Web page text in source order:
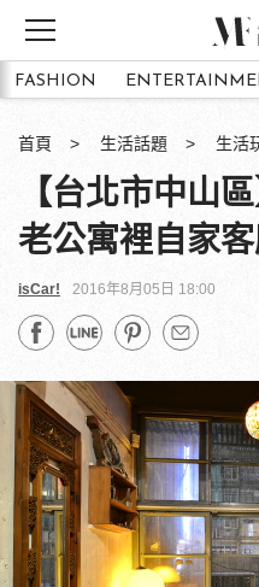
FASHION
首頁 生活話題 生活
【台北市中山
老公寓裡自家客
isCar! 2016年8月05日 18:00